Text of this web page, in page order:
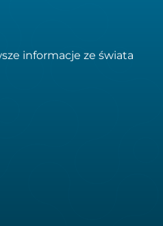
informacje ze świata